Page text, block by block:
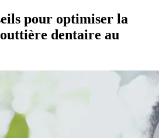
pour optimiser la
dentaire au